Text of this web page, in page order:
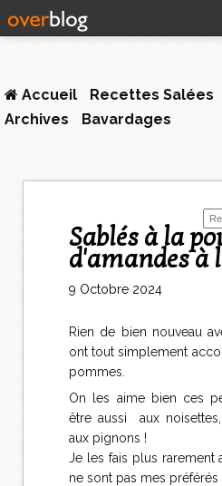
Accueil Recettes Salées
Archives
Bavardages
Sablés à la poudre
d'amandes à
9 Octobre 2024
Rien de bien nouveau
ont tout simplement
pommes.
On les aime bien ces
être aussi aux
aux pignons !
Je les fais plus
ne sont pas mes préférés